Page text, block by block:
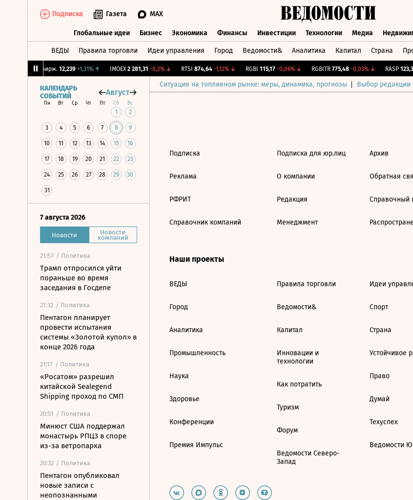
Подписка Газета MAX
Глобальные идеи Бизнес Экономика Финансы Инвестиции Технологии Медиа
ВЕДЫ Правила торговли Идеи управления Город Ведомости& Аналитика Капитал Страна
CNY Бирж. 12,239 +1,31%↑ IMOEX 2 281,31 -0,2%↓ RTSI 874,64 -1,12%↓ RGBI 115,17 -0,06%↓ RGBITR 775,48 -0,03%↓ RASP 123,35
Ситуация на топливном рынке: меры, динамика, прогнозы Выбор редакции
КАЛЕНДАРЬ
СОБЫТИЙ
Август
Пн Вт Ср Чт Пт Сб Вс
1 2
3 4 5 6 7 8 9
10 11 12 13 14 15 16
17 18 19 20 21 22 23
24 25 26 27 28 29 30
31
7 августа 2026
Новости Новости
компаний
21:57 / Политика
Трамп отпросился уйти
пораньше во время
заседания в Госдепе
21:32 / Политика
Пентагон планирует
провести испытания
системы «Золотой купол» в
конце 2026 года
21:17 / Политика
«Росатом» разрешил
китайской Sealegend
Shipping проход по СМП
20:51 / Политика
Минюст США поддержал
монастырь РПЦЗ в споре
из-за ветропарка
20:32 / Политика
Пентагон опубликовал
новые записи с
неопознанными
Подписка
Реклама
РФРИТ
Справочник компаний
Подписка для юр.лиц
О компании
Редакция
Менеджмент
Архив
Обратная
Справочный
Наши проекты
ВЕДЫ
Город
Аналитика
Промышленность
Наука
Здоровье
Конференции
Премия Импульс
Правила торговли
Ведомости&
Капитал
Инновации и
технологии
Как потратить
Туризм
Форум
Ведомости Северо-
Запад
Идеи
Спорт
Страна
Устойчивое
Право
Думай
Техуспех
Ведомости